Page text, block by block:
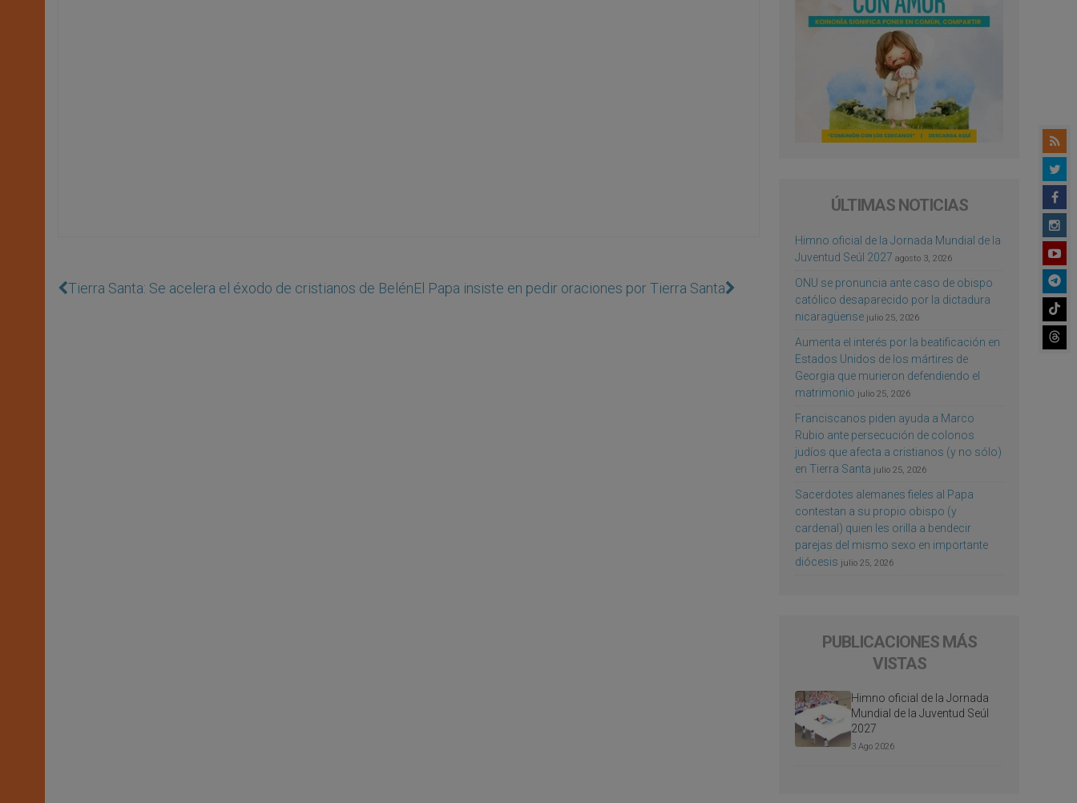
Tierra Santa: Se acelera el éxodo de cristianos de BelénEl Papa insiste en pedir oraciones por Tierra Santa
ÚLTIMAS NOTICIAS
Himno oficial de la Jornada Mundial de la
Juventud Seúl 2027 agosto 3, 2026
ONU se pronuncia ante caso de obispo
católico desaparecido por la dictadura
nicaragüense julio 25, 2026
Aumenta el interés por la beatificación en
Estados Unidos de los mártires de
Georgia que murieron defendiendo el
matrimonio julio 25, 2026
Franciscanos piden ayuda a Marco
Rubio ante persecución de colonos
judíos que afecta a cristianos (y no sólo)
en Tierra Santa julio 25, 2026
Sacerdotes alemanes fieles al Papa
contestan a su propio obispo (y
cardenal) quien les orilla a bendecir
parejas del mismo sexo en importante
diócesis julio 25, 2026
PUBLICACIONES MÁS
VISTAS
Himno oficial de la Jornada
Mundial de la Juventud Seúl
2027
3 Ago 2026